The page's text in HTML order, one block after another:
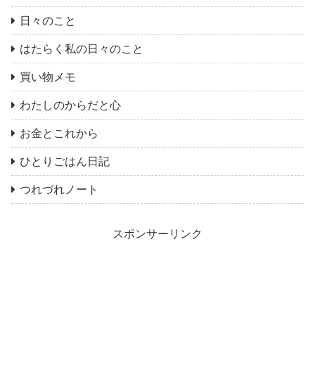
日々のこと
はたらく私の日々のこと
買い物メモ
わたしのからだと心
お金とこれから
ひとりごはん日記
つれづれノート
スポンサーリンク